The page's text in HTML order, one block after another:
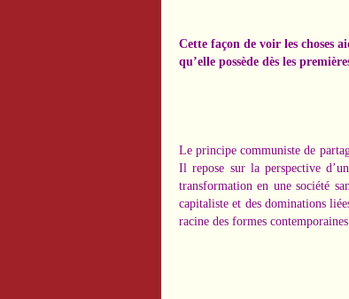
Cette façon de voir les choses
qu’elle possède dès les
Le principe communiste de
Il repose sur la perspective
transformation en une société
capitaliste et des dominations
racine des formes